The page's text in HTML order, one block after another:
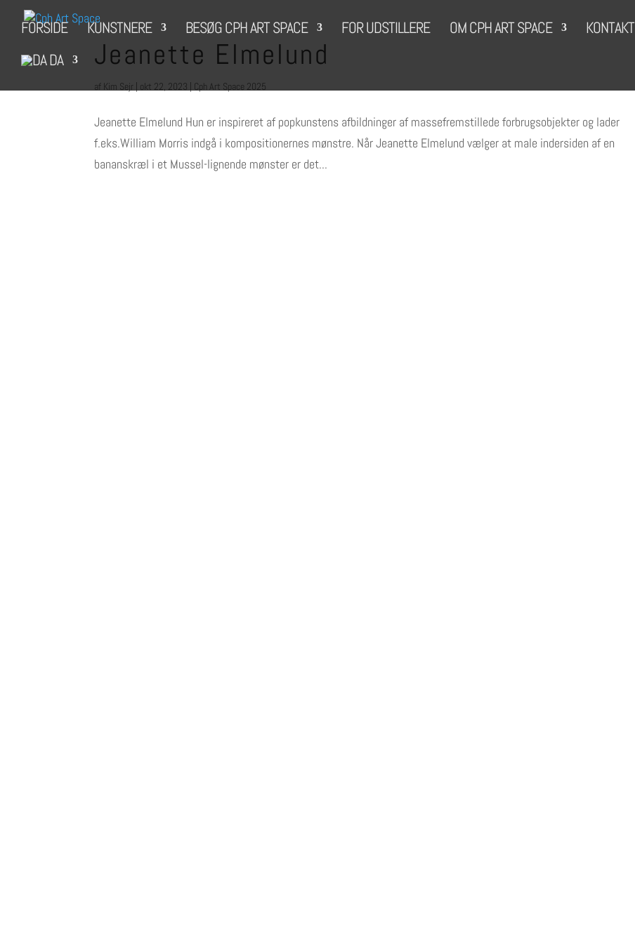
FORSIDE KUNSTNERE BESØG CPH ART SPACE FOR UDSTILLERE OM CPH ART SPACE KONTAKT
DA
Jeanette Elmelund
af Kim Sejr | okt 22, 2023 | Cph Art Space 2025
Jeanette Elmelund Hun er inspireret af popkunstens afbildninger af massefremstillede forbrugsobjekter og lader
f.eks.William Morris indgå i kompositionernes mønstre. Når Jeanette Elmelund vælger at male indersiden af en
bananskræl i et Mussel-lignende mønster er det...